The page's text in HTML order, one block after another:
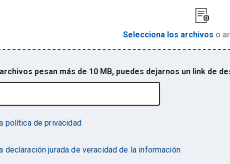
Selecciona los archivos o
pesan más de 10 MB, puedes dejarnos un link de
política de privacidad
declaración jurada de veracidad de la información